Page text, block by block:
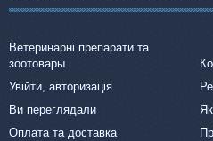
Ветеринарні препарати та
зоотовары
Увійти, авторизація
Ви переглядали
Оплата та доставка